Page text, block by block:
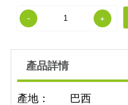
- +
產品詳情
產地： 巴西